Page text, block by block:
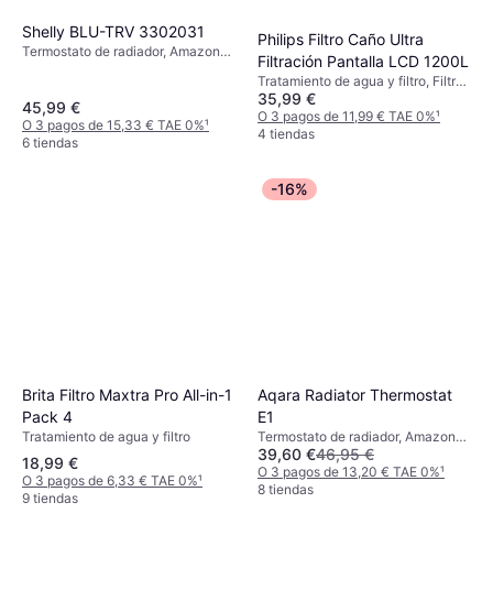
Shelly BLU-TRV 3302031
Termostato de radiador, Amazon
45,99 €
O 3 pagos de 15,33 € TAE 0%¹
6 tiendas
Philips Filtro Caño Ultra
Filtración Pantalla LCD 1200L
Tratamiento de agua y filtro, Filtro
de agua
35,99 €
O 3 pagos de 11,99 € TAE 0%¹
4 tiendas
Brita Filtro Maxtra Pro All-in-1
Pack 4
Tratamiento de agua y filtro
18,99 €
O 3 pagos de 6,33 € TAE 0%¹
9 tiendas
-16%
Aqara Radiator Thermostat
E1
Termostato de radiador, Amazon
Alexa, Google Assistant
39,60 €46,95 €
O 3 pagos de 13,20 € TAE 0%¹
8 tiendas